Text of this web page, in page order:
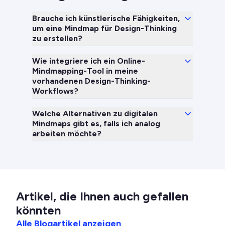
Brauche ich künstlerische Fähigkeiten,
um eine Mindmap für Design-Thinking
zu erstellen?
Wie integriere ich ein Online-
Mindmapping-Tool in meine
vorhandenen Design-Thinking-
Workflows?
Welche Alternativen zu digitalen
Mindmaps gibt es, falls ich analog
arbeiten möchte?
Artikel, die Ihnen auch gefallen
könnten
Alle Blogartikel anzeigen